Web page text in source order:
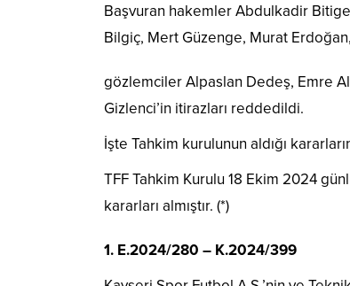
Başvuran hakemler Abdulkadir
Bilgiç, Mert Güzenge, Murat
gözlemciler Alpaslan Dedeş, Emre
Gizlenci’in itirazları reddedildi.
İşte Tahkim kurulunun aldığı
TFF Tahkim Kurulu 18 Ekim 2024
kararları almıştır. (*)
1. E.2024/280 – K.2024/399